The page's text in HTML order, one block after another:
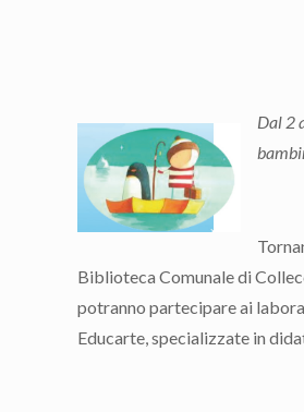
Dal 2
Biblioteca Comunale di
potranno partecipare ai
Educarte, specializzate in